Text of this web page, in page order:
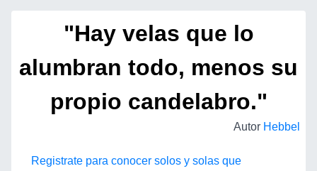
"Hay velas que lo
alumbran todo, menos su
propio candelabro."
Autor Hebbel
Registrate para conocer solos y solas que